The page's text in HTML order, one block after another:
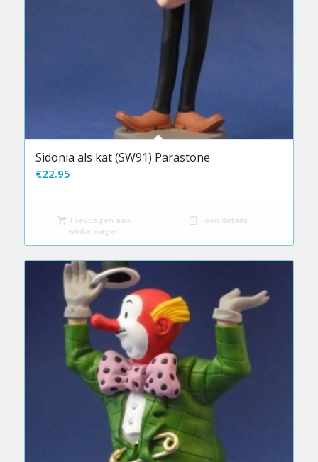
Sidonia als kat (SW91) Parastone
€22.95
Toevoegen aan
winkelwagen
Toon details